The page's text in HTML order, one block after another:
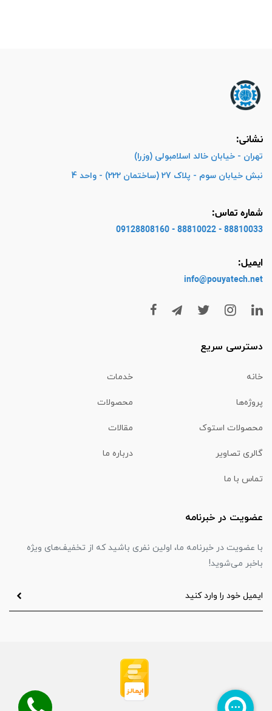
نشانی:
تهران - خیابان خالد اسلامبولی (وزرا)
نبش خیابان سوم - پلاک 27 (ساختمان 222) - واحد 4
شماره تماس:
88810033 - 88810022 - 09128808160
ایمیل:
info@pouyatech.net
دسترسی سریع
خانه خدمات
پروژه‌ها محصولات
محصولات استوک مقالات
گالری تصاویر درباره ما
تماس با ما
عضویت در خبرنامه
با عضویت در خبرنامه ما، اولین نفری باشید که از تخفیف‌های ویژه
باخبر می‌شوید!